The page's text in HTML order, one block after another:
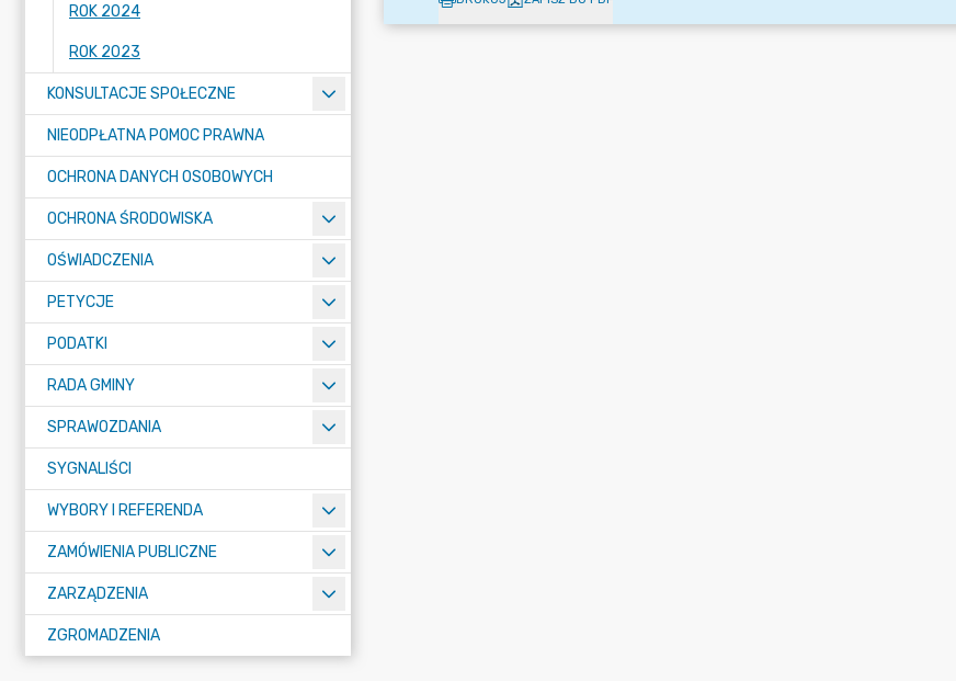
ROK 2024
ROK 2023
KONSULTACJE SPOŁECZNE
NIEODPŁATNA POMOC PRAWNA
OCHRONA DANYCH OSOBOWYCH
OCHRONA ŚRODOWISKA
OŚWIADCZENIA
PETYCJE
PODATKI
RADA GMINY
SPRAWOZDANIA
SYGNALIŚCI
WYBORY I REFERENDA
ZAMÓWIENIA PUBLICZNE
ZARZĄDZENIA
ZGROMADZENIA